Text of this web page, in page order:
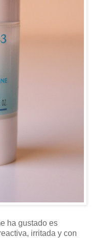
ha gustado es
irritada y con